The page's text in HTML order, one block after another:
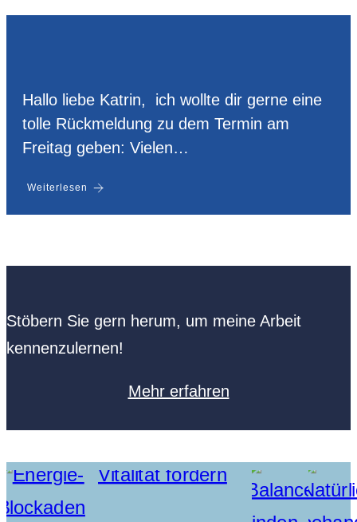
Hallo liebe Katrin, ich wollte dir gerne eine
tolle Rückmeldung zu dem Termin am
Freitag geben: Vielen…
Weiterlesen
Stöbern Sie gern herum, um meine Arbeit
kennenzulernen!
Mehr erfahren